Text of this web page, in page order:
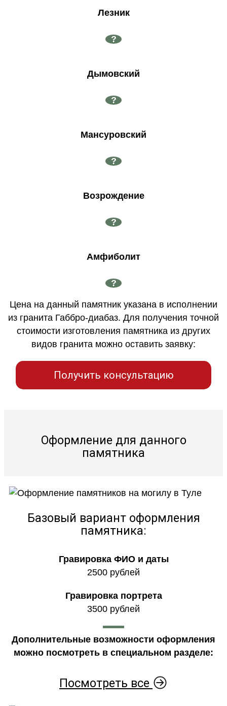
Лезник
?
Дымовский
?
Мансуровский
?
Возрождение
?
Амфиболит
?
Цена на данный памятник указана в исполнении
из гранита Габбро-диабаз. Для получения точной
стоимости изготовления памятника из других
видов гранита можно оставить заявку:
Получить консультацию
Оформление для данного
памятника
Базовый вариант оформления
памятника:
Гравировка ФИО и даты
2500 рублей
Гравировка портрета
3500 рублей
Дополнительные возможности оформления
можно посмотреть в специальном разделе:
Посмотреть все